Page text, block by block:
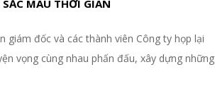
MÀU THỜI GIAN
đốc và các thành viên Công ty họp lại
vọng cùng nhau phấn đấu, xây dựng những